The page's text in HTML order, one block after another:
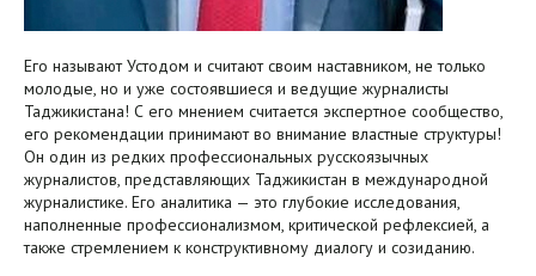
Его называют Устодом и считают своим наставником, не только
молодые, но и уже состоявшиеся и ведущие журналисты
Таджикистана! С его мнением считается экспертное сообщество,
его рекомендации принимают во внимание властные структуры!
Он один из редких профессиональных русскоязычных
журналистов, представляющих Таджикистан в международной
журналистике. Его аналитика — это глубокие исследования,
наполненные профессионализмом, критической рефлексией, а
также стремлением к конструктивному диалогу и созиданию.